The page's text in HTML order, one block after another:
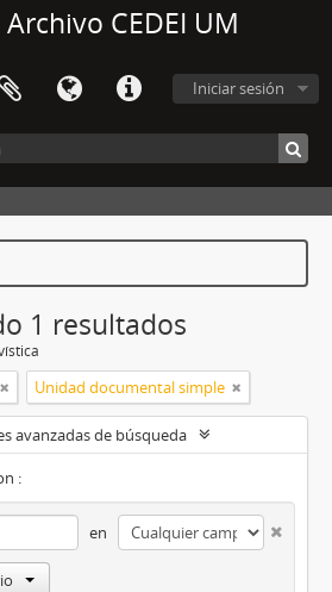
Archivo CEDEI UM
Iniciar sesión
1 resultados
Unidad documental simple
avanzadas de búsqueda
:
en